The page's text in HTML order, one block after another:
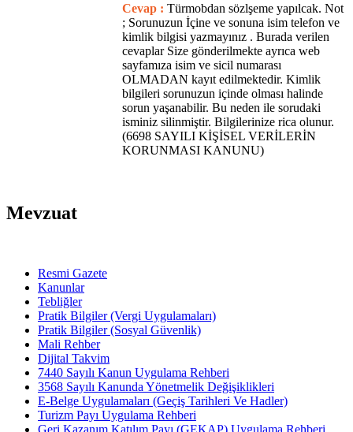
Cevap : Türmobdan sözlşeme yapılcak. Not
; Sorunuzun İçine ve sonuna isim telefon ve
kimlik bilgisi yazmayınız . Burada verilen
cevaplar Size gönderilmekte ayrıca web
sayfamıza isim ve sicil numarası
OLMADAN kayıt edilmektedir. Kimlik
bilgileri sorunuzun içinde olması halinde
sorun yaşanabilir. Bu neden ile sorudaki
isminiz silinmiştir. Bilgilerinize rica olunur.
(6698 SAYILI KİŞİSEL VERİLERİN
KORUNMASI KANUNU)
Mevzuat
Resmi Gazete
Kanunlar
Tebliğler
Pratik Bilgiler (Vergi Uygulamaları)
Pratik Bilgiler (Sosyal Güvenlik)
Mali Rehber
Dijital Takvim
7440 Sayılı Kanun Uygulama Rehberi
3568 Sayılı Kanunda Yönetmelik Değişiklikleri
E-Belge Uygulamaları (Geçiş Tarihleri Ve Hadler)
Turizm Payı Uygulama Rehberi
Geri Kazanım Katılım Payı (GEKAP) Uygulama Rehberi